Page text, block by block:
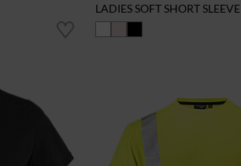
LADIES SOFT SHORT SLEEVE